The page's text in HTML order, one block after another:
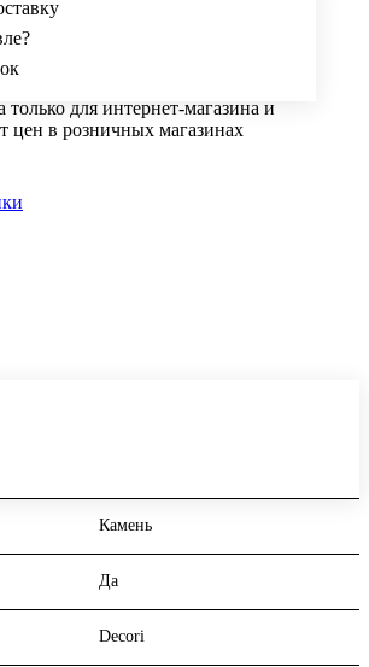
только для интернет-магазина и
цен в розничных магазинах
Камень
Да
Decori